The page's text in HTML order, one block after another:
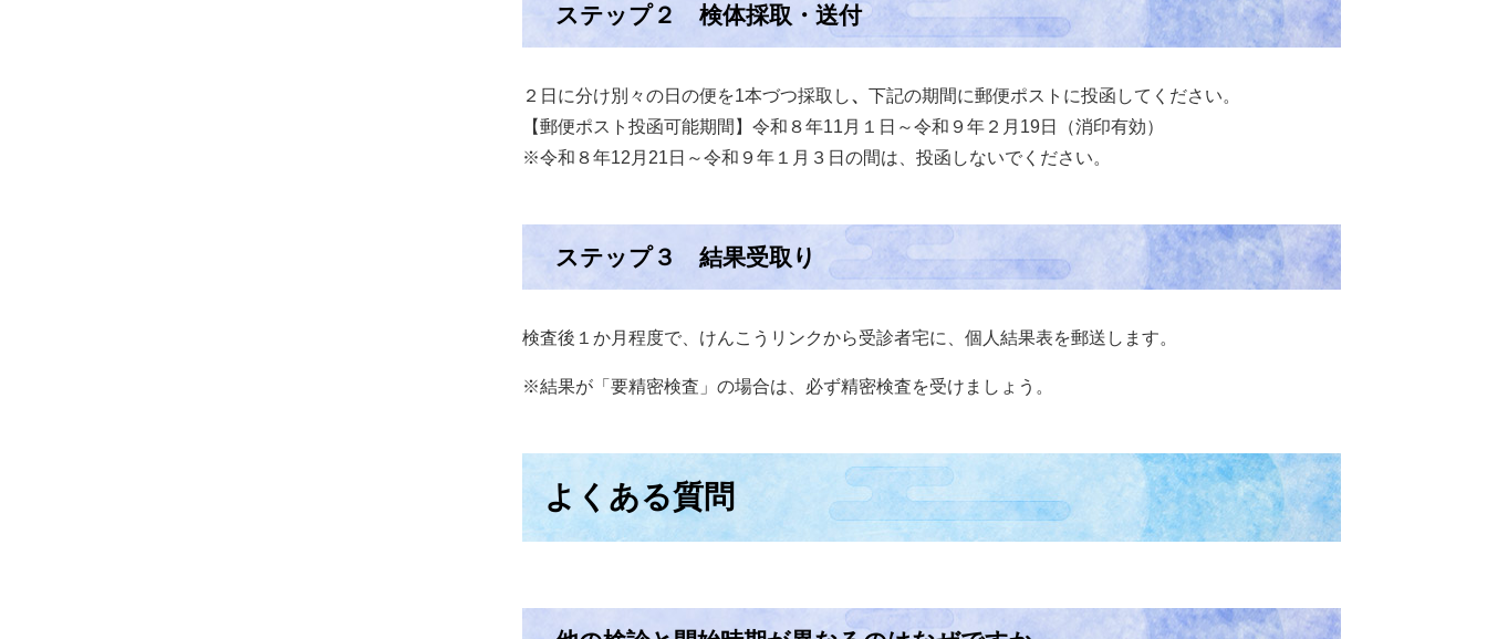
ステップ２ 検体採取・送付
２日に分け別々の日の便を1本づつ採取し、 下記の期間に郵便ポストに投函してください。
【郵便ポスト投函可能期間】令和８年11月１日～令和９年２月19日（消印有効）
※令和８年12月21日～令和９年１月３日の間は、投函しないでください。
ステップ３ 結果受取り
検査後１か月程度で、けんこうリンクから受診者宅に、個人結果表を郵送します。
※結果が「要精密検査」の場合は、必ず精密検査を受けましょう。
よくある質問